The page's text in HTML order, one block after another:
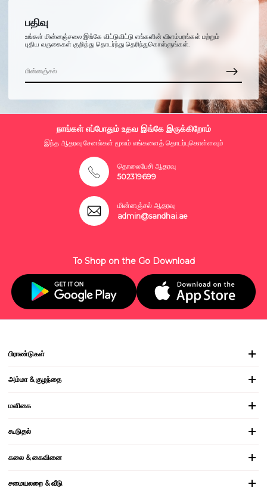
பதிவு
உங்கள் மின்னஞ்சலை இங்கே விட்டுவிட்டு எங்களின் விளம்பரங்கள் மற்றும்
புதிய வருகைகள் குறித்து தொடர்ந்து தெரிந்துகொள்ளுங்கள்.
நாங்கள் எப்போதும் உதவ இங்கே இருக்கிறோம்
இந்த ஆதரவு சேனல்கள் மூலம் எங்களைத் தொடர்புகொள்ளவும்
தொலைபேசி ஆதரவு
502319699
மின்னஞ்சல் ஆதரவு
admin@sandhai.ae
To Shop on the Go Download
பிராண்டுகள்
அம்மா & குழந்தை
மளிகை
கூடுதல்
கலை & கைவினை
சமையலறை & வீடு